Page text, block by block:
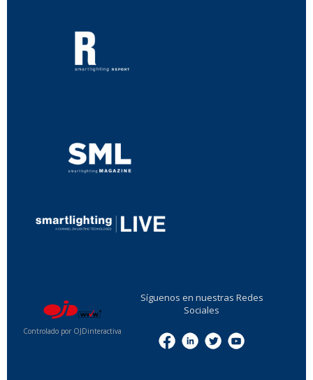
Controlado por OJDinteractiva
Síguenos en nuestras Redes
Sociales